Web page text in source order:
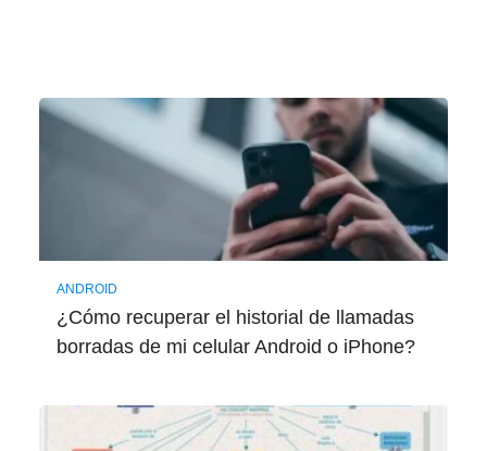
ANDROID
¿Cómo recuperar el historial de llamadas
borradas de mi celular Android o iPhone?